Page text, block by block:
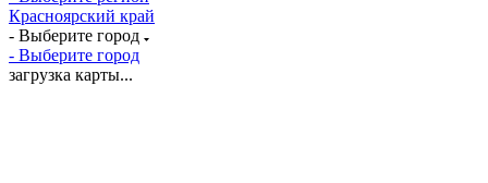
Красноярский край
- Выберите город
- Выберите город
загрузка карты...